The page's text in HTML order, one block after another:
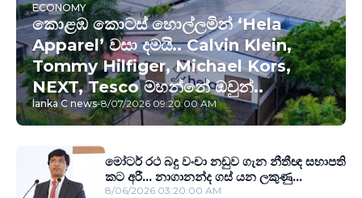
ECONOMY
කොළඹ කොටස් හොල්ලමින් ‘Hela
Apparel’ වසා දමයි.. Calvin Klein,
Tommy Hilfiger, Michael Kors,
NEXT, Tesco මහන්නේ ඔවුන්..
lanka C news-8/07/2026 09:20:00 AM
මෝටර් රථ බදු වංචා නඩුව ගැන නීතීඥ සභාපති
කට අරී... නාගානන්ද ගස් යන ලකුණු...
8/06/2026 03:20:00 AM